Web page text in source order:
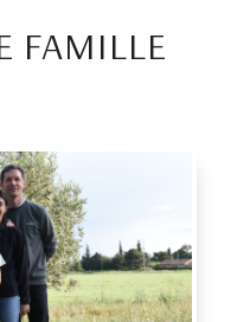
FAMILLE